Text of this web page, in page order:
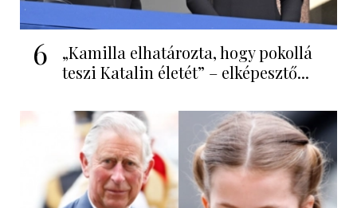
6
„Kamilla elhatározta, hogy pokollá
teszi Katalin életét” – elképesztő...